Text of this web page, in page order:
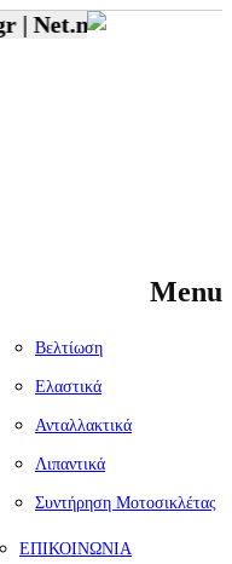
| Net.mototriti.gr |
Menu
Βελτίωση
Ελαστικά
Ανταλλακτικά
Λιπαντικά
Συντήρηση Μοτοσικλέτας
ΕΠΙΚΟΙΝΩΝΙΑ